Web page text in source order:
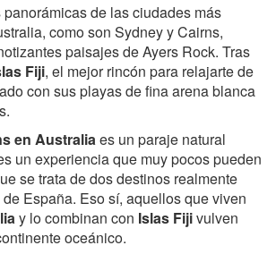
de las ciudades más
como son Sydney y Cairns,
paisajes de Ayers Rock. Tras
Fiji, el mejor rincón para relajarte de
con sus playas de fina arena blanca
en Australia es un paraje natural
un experiencia que muy pocos pueden
se trata de dos destinos realmente
España. Eso sí, aquellos que viven
y lo combinan con Islas Fijivulven
oceánico.